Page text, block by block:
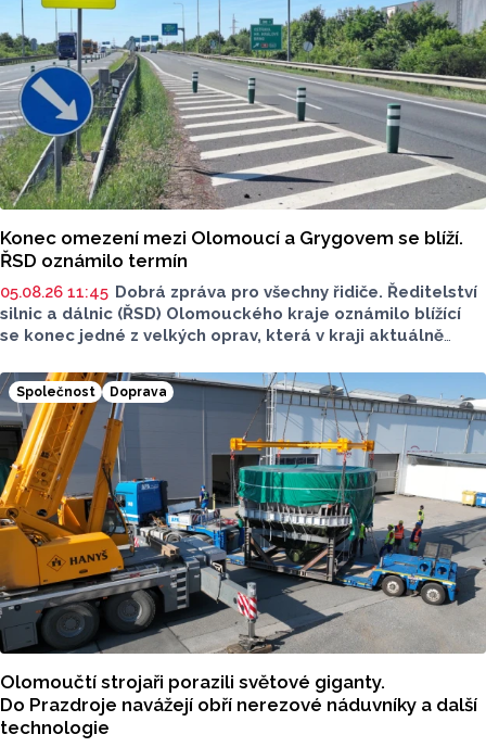
Konec omezení mezi Olomoucí a Grygovem se blíží.
ŘSD oznámilo termín
05.08.26 11:45 Dobrá zpráva pro všechny řidiče. Ředitelství
silnic a dálnic (ŘSD) Olomouckého kraje oznámilo blížící
se konec jedné z velkých oprav, která v kraji aktuálně
dokončená už za pár dní. Plnohodnotný provoz ředitelství
obnoví už 10. srpna.
Společnost Doprava
Olomoučtí strojaři porazili světové giganty.
Do Prazdroje navážejí obří nerezové náduvníky a další
technologie